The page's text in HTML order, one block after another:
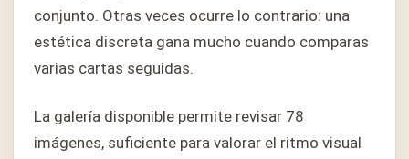
conjunto. Otras veces ocurre lo contrario: una
estética discreta gana mucho cuando comparas
varias cartas seguidas.
La galería disponible permite revisar 78
imágenes, suficiente para valorar el ritmo visual